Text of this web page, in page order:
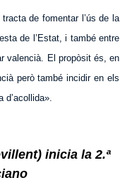
de fomentar l’ús de la
de l’Estat, i també entre
valencià. El propòsit és, en
però també incidir en els
inicia la 2.ª